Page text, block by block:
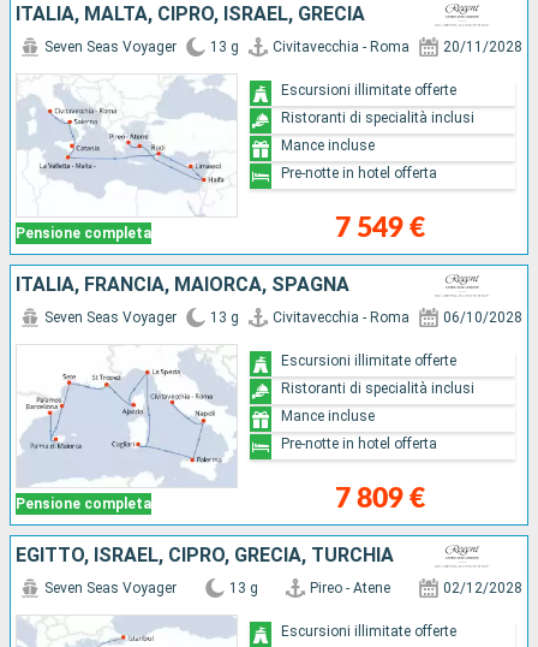
ITALIA, MALTA, CIPRO, ISRAEL, GRECIA
Pensione completa
Seven Seas Voyager 13 g Civitavecchia - Roma 20/11/2028
7 549 €
Escursioni illimitate offerte
Ristoranti di specialità inclusi
Mance incluse
Pre-notte in hotel offerta
ITALIA, FRANCIA, MAIORCA, SPAGNA
Pensione completa
Seven Seas Voyager 13 g Civitavecchia - Roma 06/10/2028
7 809 €
Escursioni illimitate offerte
Ristoranti di specialità inclusi
Mance incluse
Pre-notte in hotel offerta
EGITTO, ISRAEL, CIPRO, GRECIA, TURCHIA
Seven Seas Voyager 13 g Pireo - Atene 02/12/2028
Escursioni illimitate offerte